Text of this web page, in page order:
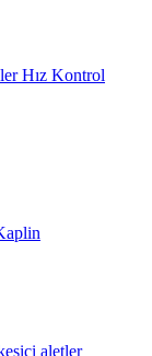
Hız Kontrol
aletler